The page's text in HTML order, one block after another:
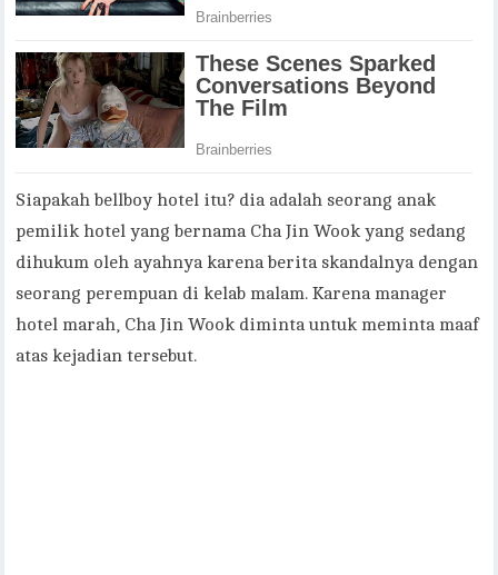
Siapakah bellboy hotel itu? dia adalah seorang anak
pemilik hotel yang bernama Cha Jin Wook yang sedang
dihukum oleh ayahnya karena berita skandalnya dengan
seorang perempuan di kelab malam. Karena manager
hotel marah, Cha Jin Wook diminta untuk meminta maaf
atas kejadian tersebut.